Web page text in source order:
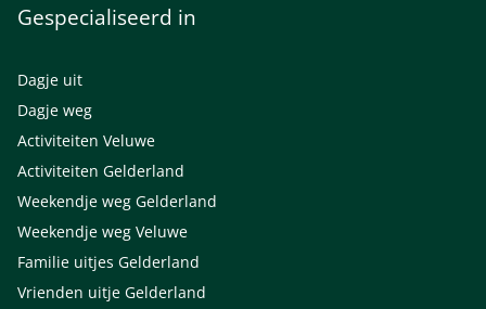
Gespecialiseerd in
Dagje uit
Dagje weg
Activiteiten Veluwe
Activiteiten Gelderland
Weekendje weg Gelderland
Weekendje weg Veluwe
Familie uitjes Gelderland
Vrienden uitje Gelderland